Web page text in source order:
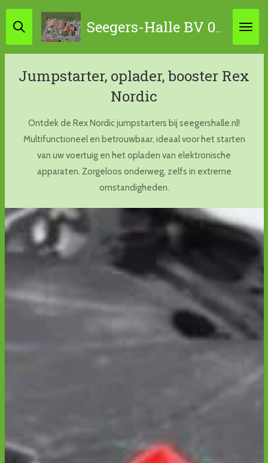
Ga
direct
naar
hoofdinhoud
Seegers-Halle BV 0314-631798 / 06-45867034
Jumpstarter, oplader, booster Rex
Nordic
Ontdek de Rex Nordic jumpstarters bij seegershalle.nl!
Multifunctioneel en betrouwbaar, ideaal voor het starten
van uw voertuig en het opladen van elektronische
apparaten. Zorgeloos onderweg, zelfs in extreme
omstandigheden.